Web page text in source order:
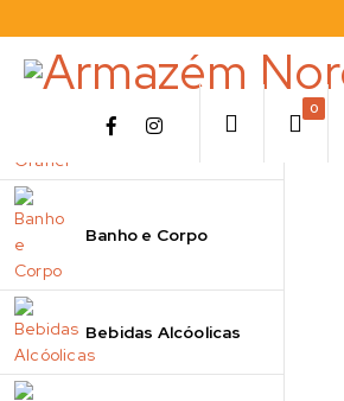
0
Banho e Corpo
Bebidas Alcóolicas